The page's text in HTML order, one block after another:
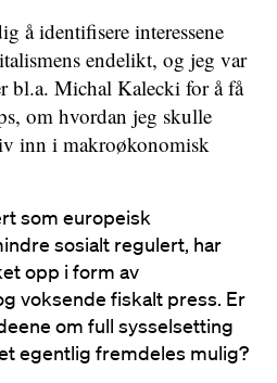
å identifisere interessene
endelikt, og jeg var
bl.a. Michal Kalecki for å få
om hvordan jeg skulle
inn i makroøkonomisk
som europeisk
sosialt regulert, har
opp i form av
voksende fiskalt press. Er
om full sysselsetting
egentlig fremdeles mulig?